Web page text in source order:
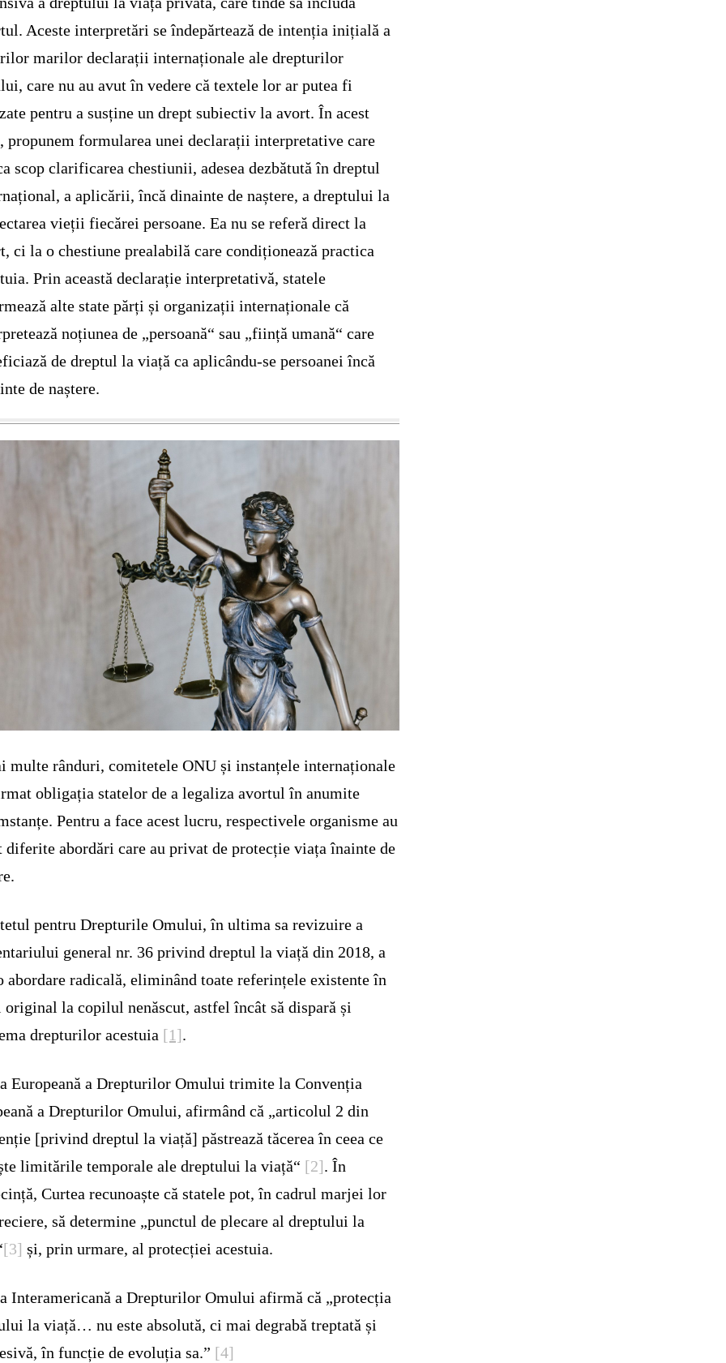
Aceste interpretări se îndepărtează de intenția inițială a
marilor declarații internaționale ale drepturilor
care nu au avut în vedere că textele lor ar putea fi
pentru a susține un drept subiectiv la avort. În acest
propunem formularea unei declarații interpretative care
scop clarificarea chestiunii, adesea dezbătută în dreptul
a aplicării, încă dinainte de naștere, a dreptului la
vieții fiecărei persoane. Ea nu se referă direct la
ci la o chestiune prealabilă care condiționează practica
Prin această declarație interpretativă, statele
alte state părți și organizații internaționale că
noțiunea de „persoană“ sau „ființă umană“ care
de dreptul la viață ca aplicându-se persoanei încă
de naștere.
multe rânduri, comitetele ONU și instanțele internaționale
obligația statelor de a legaliza avortul în anumite
Pentru a face acest lucru, respectivele organisme au
diferite abordări care au privat de protecție viața înainte de
pentru Drepturile Omului, în ultima sa revizuire a
general nr. 36 privind dreptul la viață din 2018, a
abordare radicală, eliminând toate referințele existente în
original la copilul nenăscut, astfel încât să dispară și
drepturilor acestuia [1].
Europeană a Drepturilor Omului trimite la Convenția
a Drepturilor Omului, afirmând că „articolul 2 din
[privind dreptul la viață] păstrează tăcerea în ceea ce
limitările temporale ale dreptului la viață“ [2].În
Curtea recunoaște că statele pot, în cadrul marjei lor
să determine „punctul de plecare al dreptului la
[3] și, prin urmare, al protecției acestuia.
Interamericană a Drepturilor Omului afirmă că „protecția
la viață… nu este absolută, ci mai degrabă treptată și
în funcție de evoluția sa.” [4]